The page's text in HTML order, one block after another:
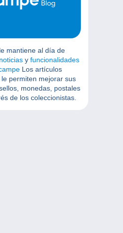
mantiene al día de
noticias y funcionalidades
Los artículos
le permiten mejorar sus
monedas, postales
de los coleccionistas.